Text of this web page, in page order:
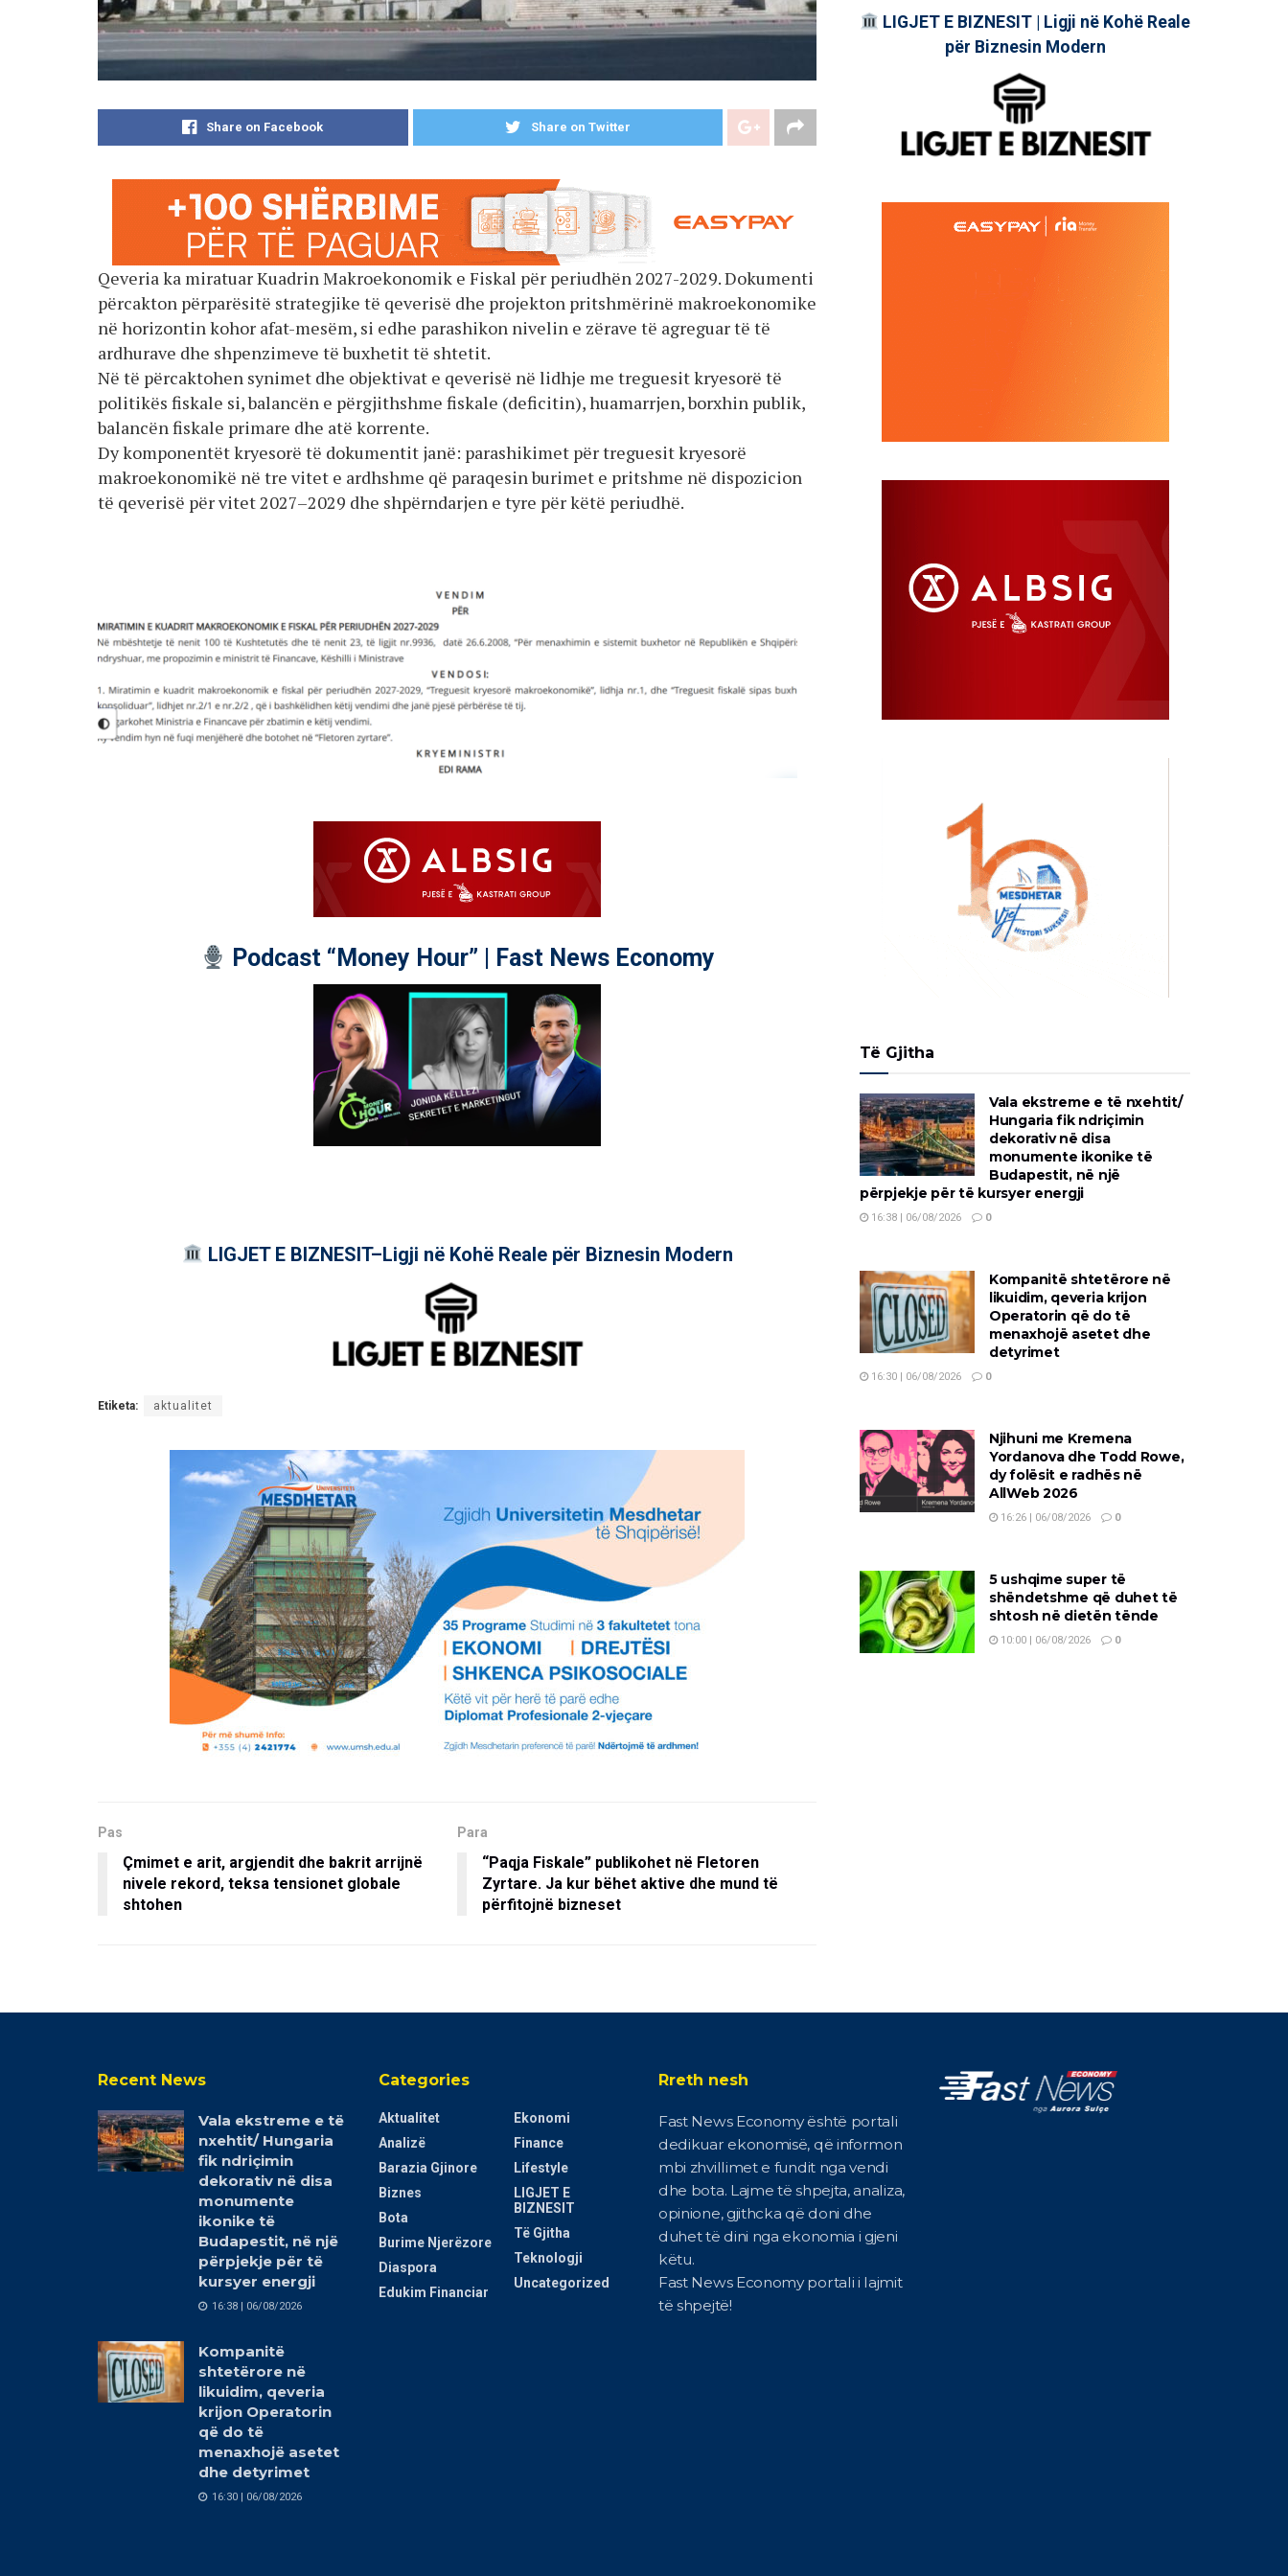
Share on Facebook Share on Twitter
Qeveria ka miratuar Kuadrin Makroekonomik e Fiskal për periudhën 2027-2029. Dokumenti
përcakton përparësitë strategjike të qeverisë dhe projekton pritshmërinë makroekonomike
në horizontin kohor afat-mesëm, si edhe parashikon nivelin e zërave të agreguar të të
ardhurave dhe shpenzimeve të buxhetit të shtetit.
Në të përcaktohen synimet dhe objektivat e qeverisë në lidhje me treguesit kryesorë të
politikës fiskale si, balancën e përgjithshme fiskale (deficitin), huamarrjen, borxhin publik,
balancën fiskale primare dhe atë korrente.
Dy komponentët kryesorë të dokumentit janë: parashikimet për treguesit kryesorë
makroekonomikë në tre vitet e ardhshme që paraqesin burimet e pritshme në dispozicion
të qeverisë për vitet 2027–2029 dhe shpërndarjen e tyre për këtë periudhë.
Podcast “Money Hour” | Fast News Economy
LIGJET E BIZNESIT–Ligji në Kohë Reale për Biznesin Modern
Etiketa: aktualitet
Pas
Çmimet e arit, argjendit dhe bakrit arrijnë
nivele rekord, teksa tensionet globale
shtohen
Para
“Paqja Fiskale” publikohet në Fletoren
Zyrtare. Ja kur bëhet aktive dhe mund të
përfitojnë bizneset
LIGJET E BIZNESIT | Ligji në Kohë Reale
për Biznesin Modern
Të Gjitha
Vala ekstreme e të nxehtit/
Hungaria fik ndriçimin
dekorativ në disa
monumente ikonike të
Budapestit, në një
përpjekje për të kursyer energji
16:38 | 06/08/2026 0
Kompanitë shtetërore në
likuidim, qeveria krijon
Operatorin që do të
menaxhojë asetet dhe
detyrimet
16:30 | 06/08/2026 0
Njihuni me Kremena
Yordanova dhe Todd Rowe,
dy folësit e radhës në
AllWeb 2026
16:26 | 06/08/2026 0
5 ushqime super të
shëndetshme që duhet të
shtosh në dietën tënde
10:00 | 06/08/2026 0
Recent News
Vala ekstreme e të
nxehtit/ Hungaria
fik ndriçimin
dekorativ në disa
monumente
ikonike të
Budapestit, në një
përpjekje për të
kursyer energji
16:38 | 06/08/2026
Kompanitë
shtetërore në
likuidim, qeveria
krijon Operatorin
që do të
menaxhojë asetet
dhe detyrimet
16:30 | 06/08/2026
Categories
Aktualitet
Analizë
Barazia Gjinore
Biznes
Bota
Burime Njerëzore
Diaspora
Edukim Financiar
Ekonomi
Finance
Lifestyle
LIGJET E
BIZNESIT
Të Gjitha
Teknologji
Uncategorized
Rreth nesh
Fast News Economy është portali
dedikuar ekonomisë, që informon
mbi zhvillimet e fundit nga vendi
dhe bota. Lajme të shpejta, analiza,
opinione, gjithcka që doni dhe
duhet të dini nga ekonomia i gjeni
këtu.
Fast News Economy portali i lajmit
të shpejtë!